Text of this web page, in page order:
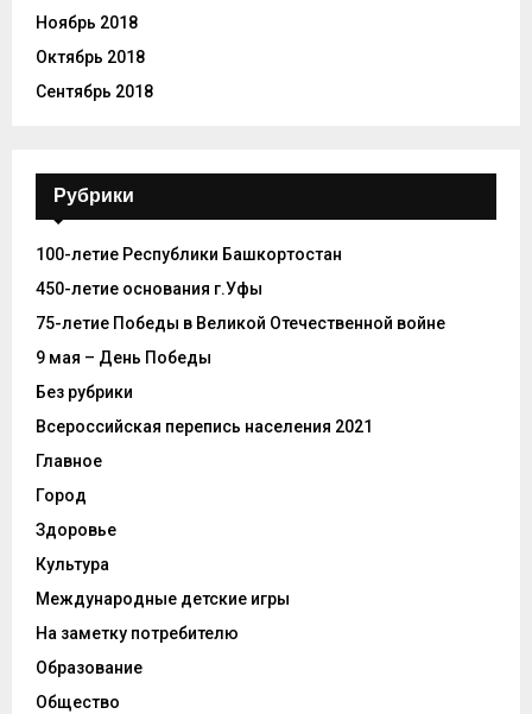
Ноябрь 2018
Октябрь 2018
Сентябрь 2018
Рубрики
100-летие Республики Башкортостан
450-летие основания г.Уфы
75-летие Победы в Великой Отечественной войне
9 мая – День Победы
Без рубрики
Всероссийская перепись населения 2021
Главное
Город
Здоровье
Культура
Международные детские игры
На заметку потребителю
Образование
Общество